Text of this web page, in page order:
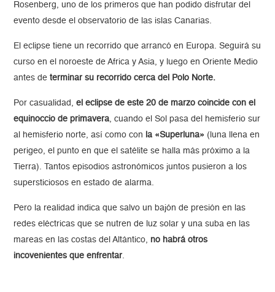
Rosenberg, uno de los primeros que han podido disfrutar del
evento desde el observatorio de las islas Canarias.
El eclipse tiene un recorrido que arrancó en Europa. Seguirá su
curso en el noroeste de Africa y Asia, y luego en Oriente Medio
antes determinar su recorrido cerca del Polo Norte.
Por casualidad,el eclipse de este 20 de marzo coincide con el
equinoccio de primavera, cuando el Sol pasa del hemisferio sur
al hemisferio norte, así como con la «Superluna» (luna llena en
perigeo, el punto en que el satélite se halla más próximo a la
Tierra). Tantos episodios astronómicos juntos pusieron a los
supersticiosos en estado de alarma.
Pero la realidad indica que salvo un bajón de presión en las
redes eléctricas que se nutren de luz solar y una suba en las
mareas en las costas del Altántico, no habrá otros
incovenientes que enfrentar.